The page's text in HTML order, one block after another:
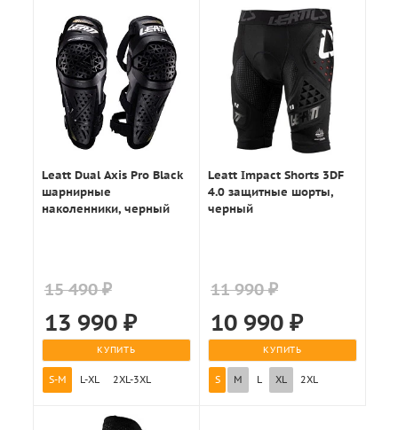
Leatt Dual Axis Pro Black
шарнирные
наколенники, черный
15 490 ₽
13 990₽
КУПИТЬ
S-M L-XL 2XL-3XL
Leatt Impact Shorts 3DF
4.0 защитные шорты,
черный
11 990 ₽
10 990 ₽
КУПИТЬ
S M L XL 2XL